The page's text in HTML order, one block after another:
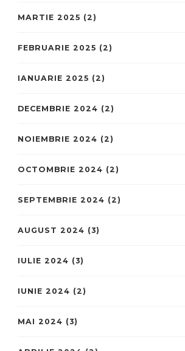
MARTIE 2025 (2)
FEBRUARIE 2025 (2)
IANUARIE 2025 (2)
DECEMBRIE 2024 (2)
NOIEMBRIE 2024 (2)
OCTOMBRIE 2024 (2)
SEPTEMBRIE 2024 (2)
AUGUST 2024 (3)
IULIE 2024 (3)
IUNIE 2024 (2)
MAI 2024 (3)